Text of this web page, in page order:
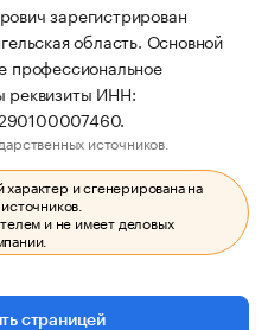
зарегистрирован
область. Основной
профессиональное
реквизиты ИНН:
источников.
и сгенерирована на
и не имеет деловых
страницей